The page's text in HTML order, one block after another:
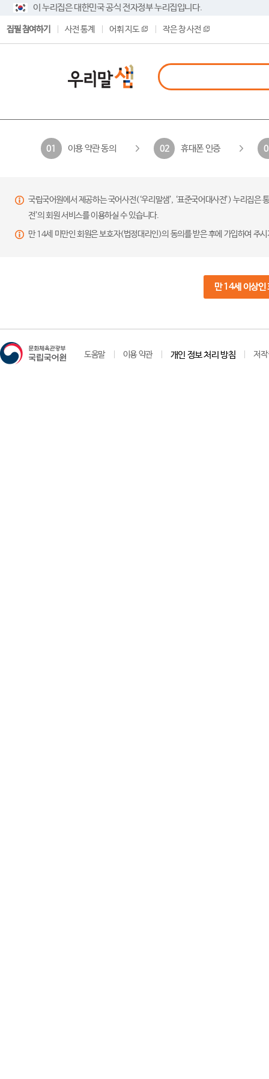
이 누리집은 대한민국 공식 전자정부 누리집입니다.
집필 참여하기 사전 통계 어휘 지도 작은 창 사전
01 이용 약관 동의 02 휴대폰 인증
국립국어원에서 제공하는 국어사전(‘우리말샘’, ‘표준국어대사전’) 누리집
전’의 회원 서비스를 이용하실 수 있습니다.
만 14세 미만인 회원은 보호자(법정대리인)의 동의를 받은 후에 가입하여 주
만 14세 이상인
도움말 이용 약관 개인 정보 처리 방침 저